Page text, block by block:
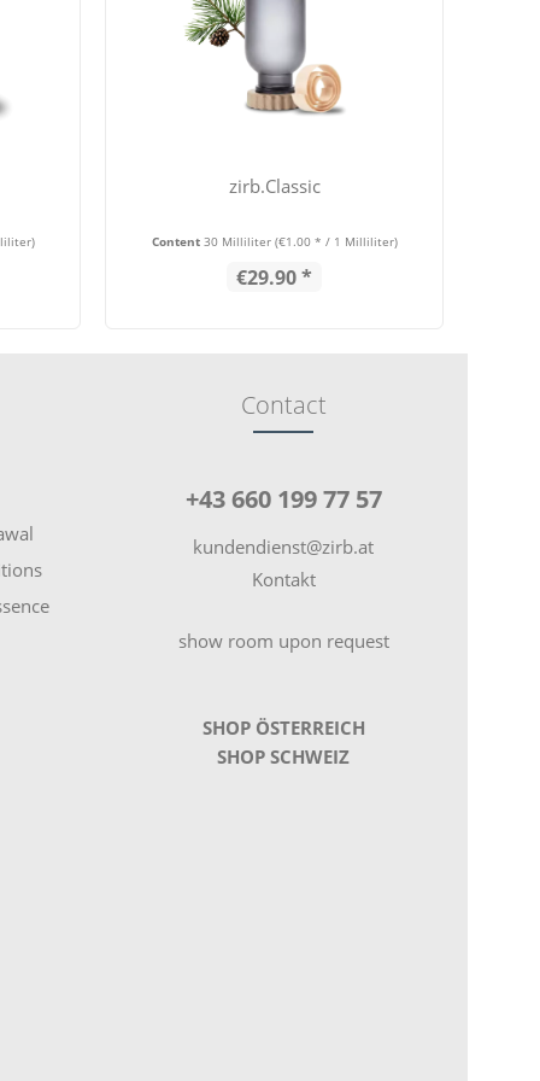
zirb.Classic
Content 30 Milliliter (€1.00 * / 1 Milliliter)
€29.90 *
Contact
+43 660 199 77 57
kundendienst@zirb.at
Kontakt
show room upon request
SHOP ÖSTERREICH
SHOP SCHWEIZ